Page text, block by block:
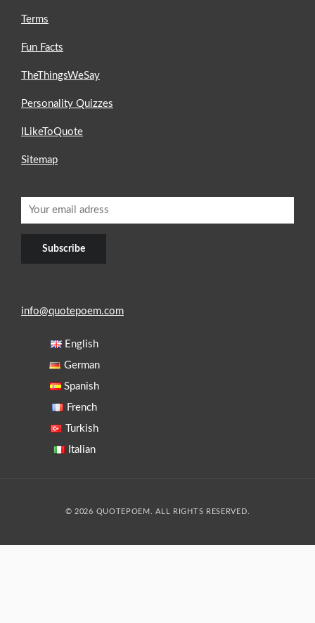
Terms
Fun Facts
TheThingsWeSay
Personality Quizzes
ILikeToQuote
Sitemap
info@quotepoem.com
English
German
Spanish
French
Turkish
Italian
© 2026 QUOTEPOEM. ALL RIGHTS RESERVED.